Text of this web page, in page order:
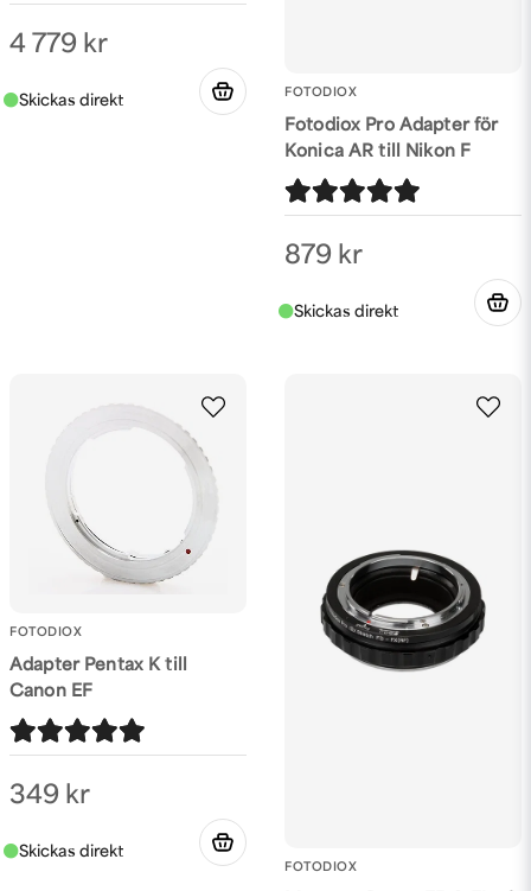
4 779 kr
FOTODIOX
Fotodiox Pro Adapter för
Konica AR till Nikon F
879 kr
FOTODIOX
Adapter Pentax K till
Canon EF
349 kr
FOTODIOX